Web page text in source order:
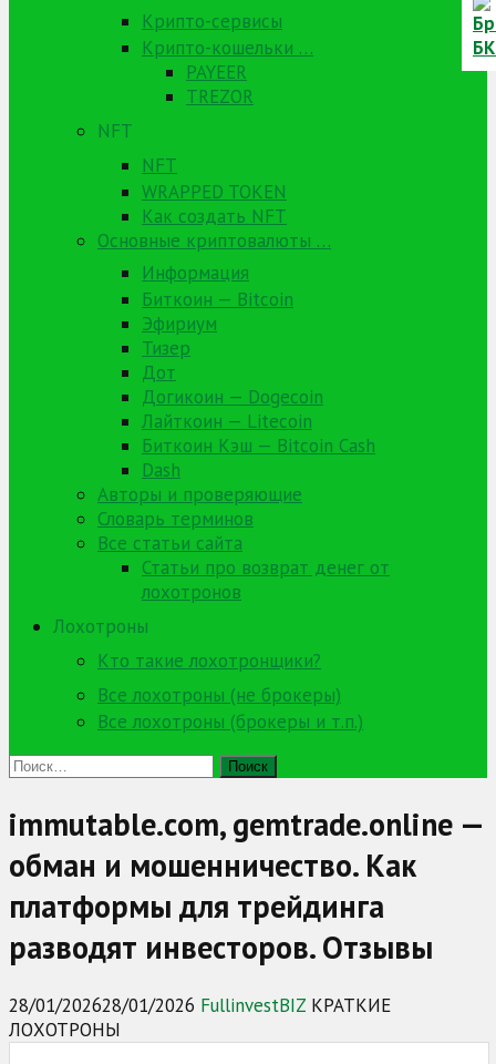
Крипто-сервисы
Крипто-кошельки …
PAYEER
TREZOR
NFT
NFT
WRAPPED TOKEN
Как создать NFT
Основные криптовалюты …
Информация
Биткоин — Bitcoin
Эфириум
Тизер
Дот
Догикоин — Dogecoin
Лайткоин — Litecoin
Биткоин Кэш — Bitcoin Cash
Dash
Авторы и проверяющие
Словарь терминов
Все статьи сайта
Статьи про возврат денег от
лохотронов
Лохотроны
Кто такие лохотронщики?
Все лохотроны (не брокеры)
Все лохотроны (брокеры и т.п.)
Найти:
immutable.com, gemtrade.online —
обман и мошенничество. Как
платформы для трейдинга
разводят инвесторов. Отзывы
28/01/202628/01/2026 FullinvestBIZ КРАТКИЕ
ЛОХОТРОНЫ